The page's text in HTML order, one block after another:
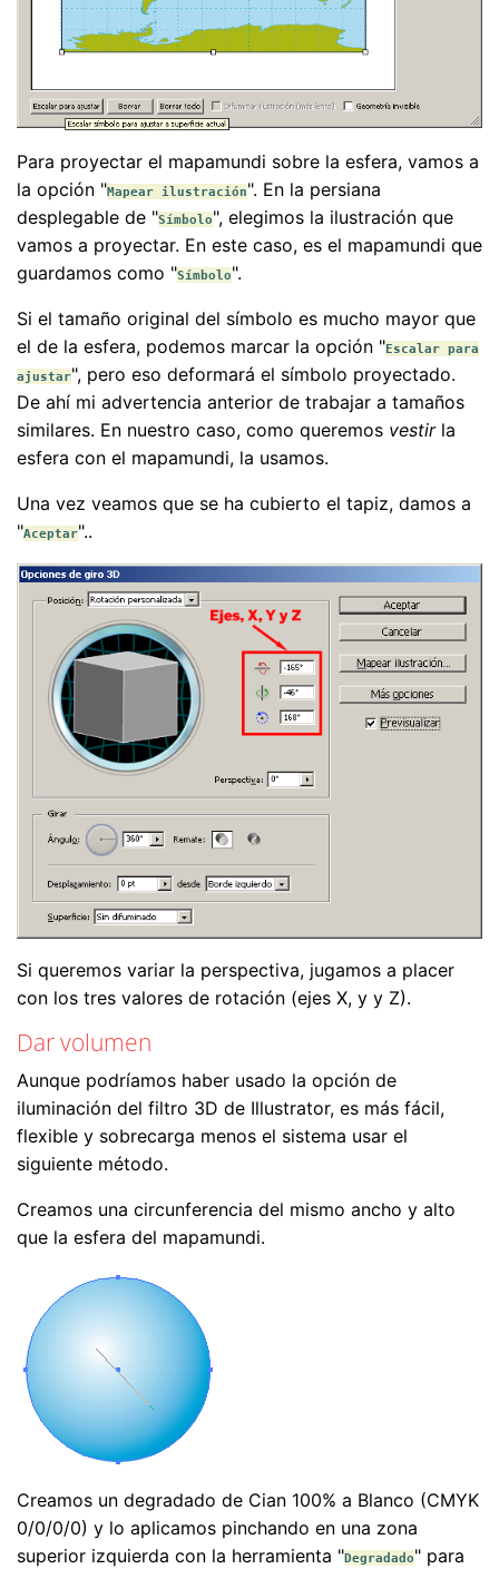
Para proyectar el mapamundi sobre la esfera, vamos a
la opción "Mapear ilustración". En la persiana
desplegable de "Símbolo", elegimos la ilustración que
vamos a proyectar. En este caso, es el mapamundi que
guardamos como "Símbolo".
Si el tamaño original del símbolo es mucho mayor que
el de la esfera, podemos marcar la opción "Escalar para
ajustar", pero eso deformará el símbolo proyectado.
De ahí mi advertencia anterior de trabajar a tamaños
similares. En nuestro caso, como queremos vestirla
esfera con el mapamundi, la usamos.
Una vez veamos que se ha cubierto el tapiz, damos a
"Aceptar"..
Si queremos variar la perspectiva, jugamos a placer
con los tres valores de rotación (ejes X, y y Z).
Dar volumen
Aunque podríamos haber usado la opción de
iluminación del filtro 3D de Illustrator, es más fácil,
flexible y sobrecarga menos el sistema usar el
siguiente método.
Creamos una circunferencia del mismo ancho y alto
que la esfera del mapamundi.
Creamos un degradado de Cian 100% a Blanco (CMYK
0/0/0/0) y lo aplicamos pinchando en una zona
superior izquierda con la herramienta "Degradado" para